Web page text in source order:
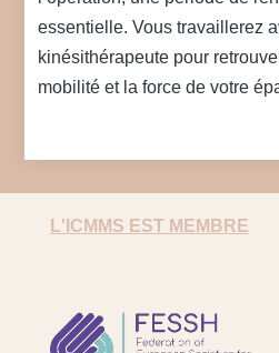
essentielle. Vous travaillerez
kinésithérapeute pour
mobilité et la force de votre
L'ICMMS EST MEMBRE